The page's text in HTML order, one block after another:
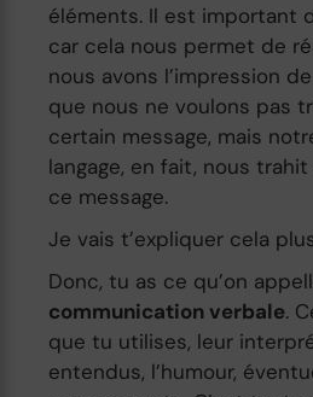
éléments. Il est important
car cela nous permet de
nous avons l’impression
que nous ne voulons pas
certain message, mais
langage, en fait, nous
ce message.
Je vais t’expliquer cela
Donc, tu as ce qu’on
communication verbale.
que tu utilises, leur
entendus, l’humour,